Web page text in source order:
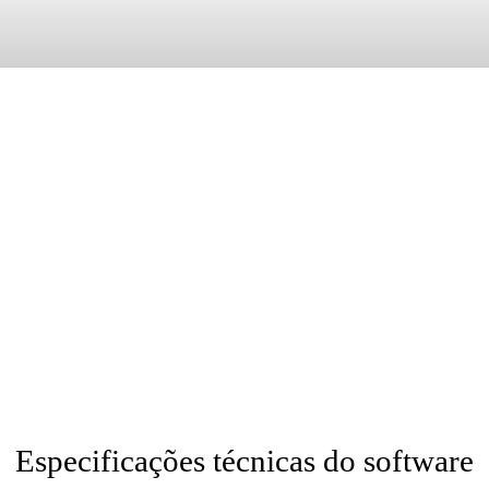
Especificações técnicas do software